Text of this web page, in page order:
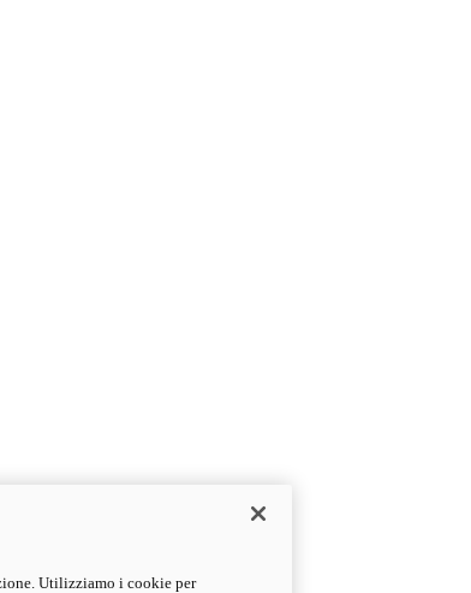
Utilizziamo i cookie per